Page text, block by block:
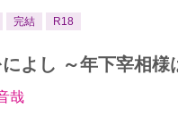
完結 R18
よし ～年下宰相様
哉